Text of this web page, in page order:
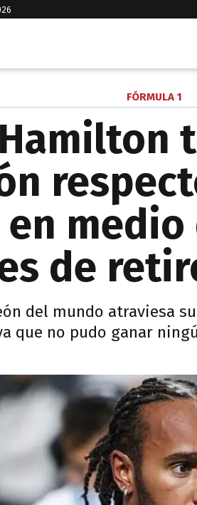
FÓRMULA 1
medio
de
del mundo atraviesa
que no pudo ganar